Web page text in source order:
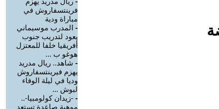
فرينتسفاروش في
مباراة ودية
- المدرب موسيماني
يعود لتدريب جنوب
أفريقيا خلفا للمعتزل
هوغو ب ...
- شاهد.. ريال مدريد
يهزم فيرينتسفاروش
وديا في ليلة الوفاء
لبوش ...
- -زيدان كولومبيا-..
موهبة صاعدة تستعد